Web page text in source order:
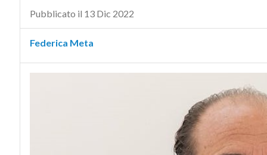
Pubblicato il 13 Dic 2022
Federica Meta